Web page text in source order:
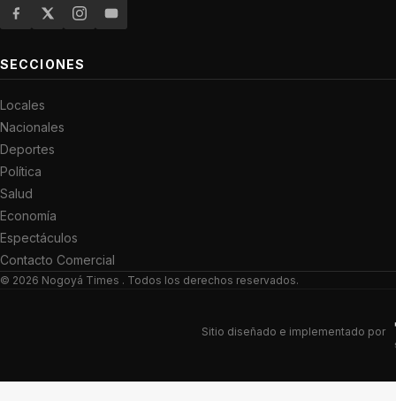
SECCIONES
Locales
Nacionales
Deportes
Política
Salud
Economía
Espectáculos
Contacto Comercial
© 2026 Nogoyá Times . Todos los derechos reservados.
Sitio diseñado e implementado por